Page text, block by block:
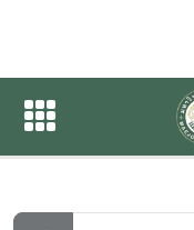
ปฏิทินกิจกร
ปฏิทินกิจกรรมขอ